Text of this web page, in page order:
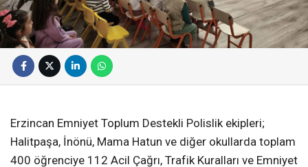
Erzincan Emniyet Toplum Destekli Polislik ekipleri;
Halitpaşa, İnönü, Mama Hatun ve diğer okullarda toplam
400 öğrenciye 112 Acil Çağrı, Trafik Kuralları ve Emniyet